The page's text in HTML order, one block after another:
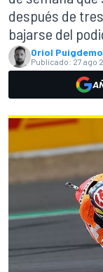
después de
bajarse del
Oriol
Publicado: 27 ago